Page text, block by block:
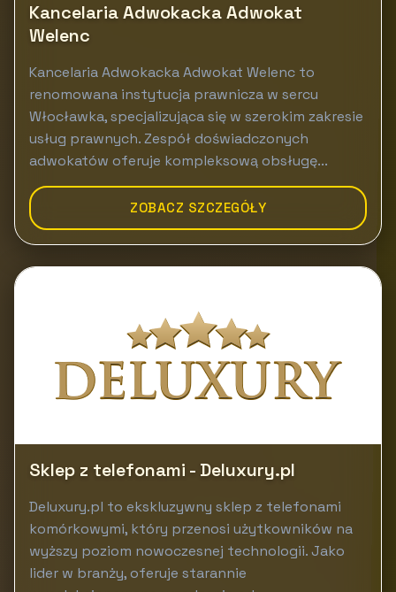
Kancelaria Adwokacka Adwokat
Welenc
Kancelaria Adwokacka Adwokat Welenc to
renomowana instytucja prawnicza w sercu
Włocławka, specjalizująca się w szerokim zakresie
usług prawnych. Zespół doświadczonych
adwokatów oferuje kompleksową obsługę...
ZOBACZ SZCZEGÓŁY
Sklep z telefonami - Deluxury.pl
Deluxury.pl to ekskluzywny sklep z telefonami
komórkowymi, który przenosi użytkowników na
wyższy poziom nowoczesnej technologii. Jako
lider w branży, oferuje starannie